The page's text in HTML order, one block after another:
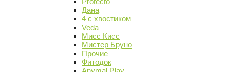
Дана
4 с хвостиком
Veda
Мисс Кисс
Мистер Бруно
Прочие
Фитодок